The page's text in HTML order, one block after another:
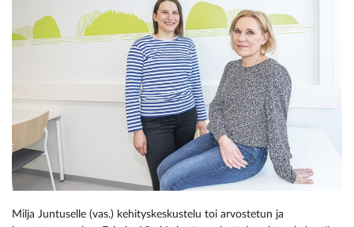
Milja Juntuselle (vas.) kehityskeskustelu toi arvostetun ja